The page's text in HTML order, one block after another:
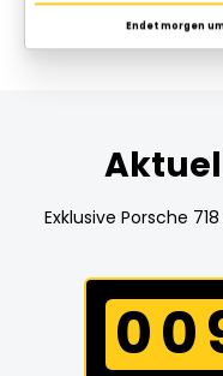
Mehr lesen
Exklusive Porsche